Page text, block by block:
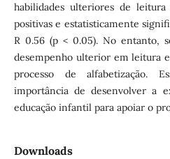
habilidades ulteriores de
positivas e estatisticamente
R 0.56 (p < 0.05). No entanto,
desempenho ulterior em leitura
processo de alfabetização.
importância de desenvolver a
educação infantil para apoiar o
Downloads